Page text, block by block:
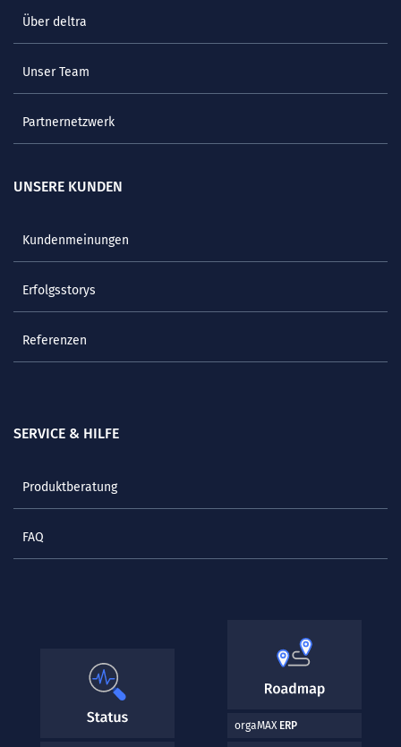
Über deltra
Unser Team
Partnernetzwerk
UNSERE KUNDEN
Kundenmeinungen
Erfolgsstorys
Referenzen
SERVICE & HILFE
Produktberatung
FAQ
orgaMAX ERP